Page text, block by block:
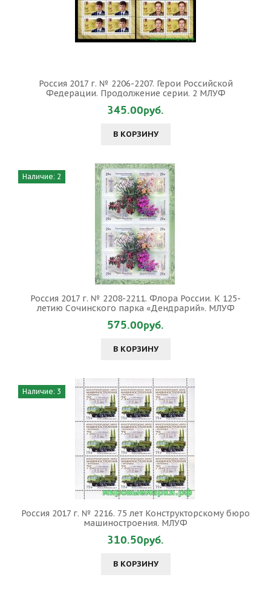
Россия 2017 г. № 2206-2207. Герои Российской
Федерации. Продолжение серии. 2 МЛУФ
345.00руб.
В КОРЗИНУ
Наличие: 2
Россия 2017 г. № 2208-2211. Флора России. К 125-
летию Сочинского парка «Дендрарий». МЛУФ
575.00руб.
В КОРЗИНУ
Наличие: 3
Россия 2017 г. № 2216. 75 лет Конструкторскому бюро
машиностроения. МЛУФ
310.50руб.
В КОРЗИНУ